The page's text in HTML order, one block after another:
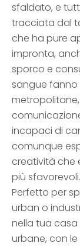
sfaldato, e
tracciata dal
che ha pure
impronta,
sporco e
sangue fanno
incapaci di
comunque
creatività che
più sfavorevoli.
Perfetto per
urban o
nella tua
urbane, con